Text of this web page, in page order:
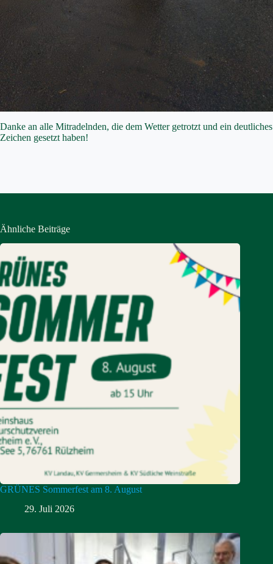
Danke an alle Mitradelnden, die dem Wetter getrotzt und ein deutliches
Zeichen gesetzt haben!
Ähnliche Beiträge
GRÜNES Sommerfest am 8. August
29. Juli 2026